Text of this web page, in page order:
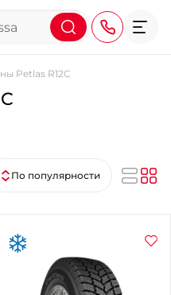
+38 (095) 276-44-44
+38 (067) 911-14-14
- на Щепкина
+38 (098) 911-911-0
- на Тополе
Petlas R12C
По популярности